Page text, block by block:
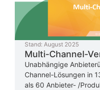
Stand: August 2025
Multi-Channel-
Unabhängige
Channel-Lösungen in
als 60 Anbieter- /